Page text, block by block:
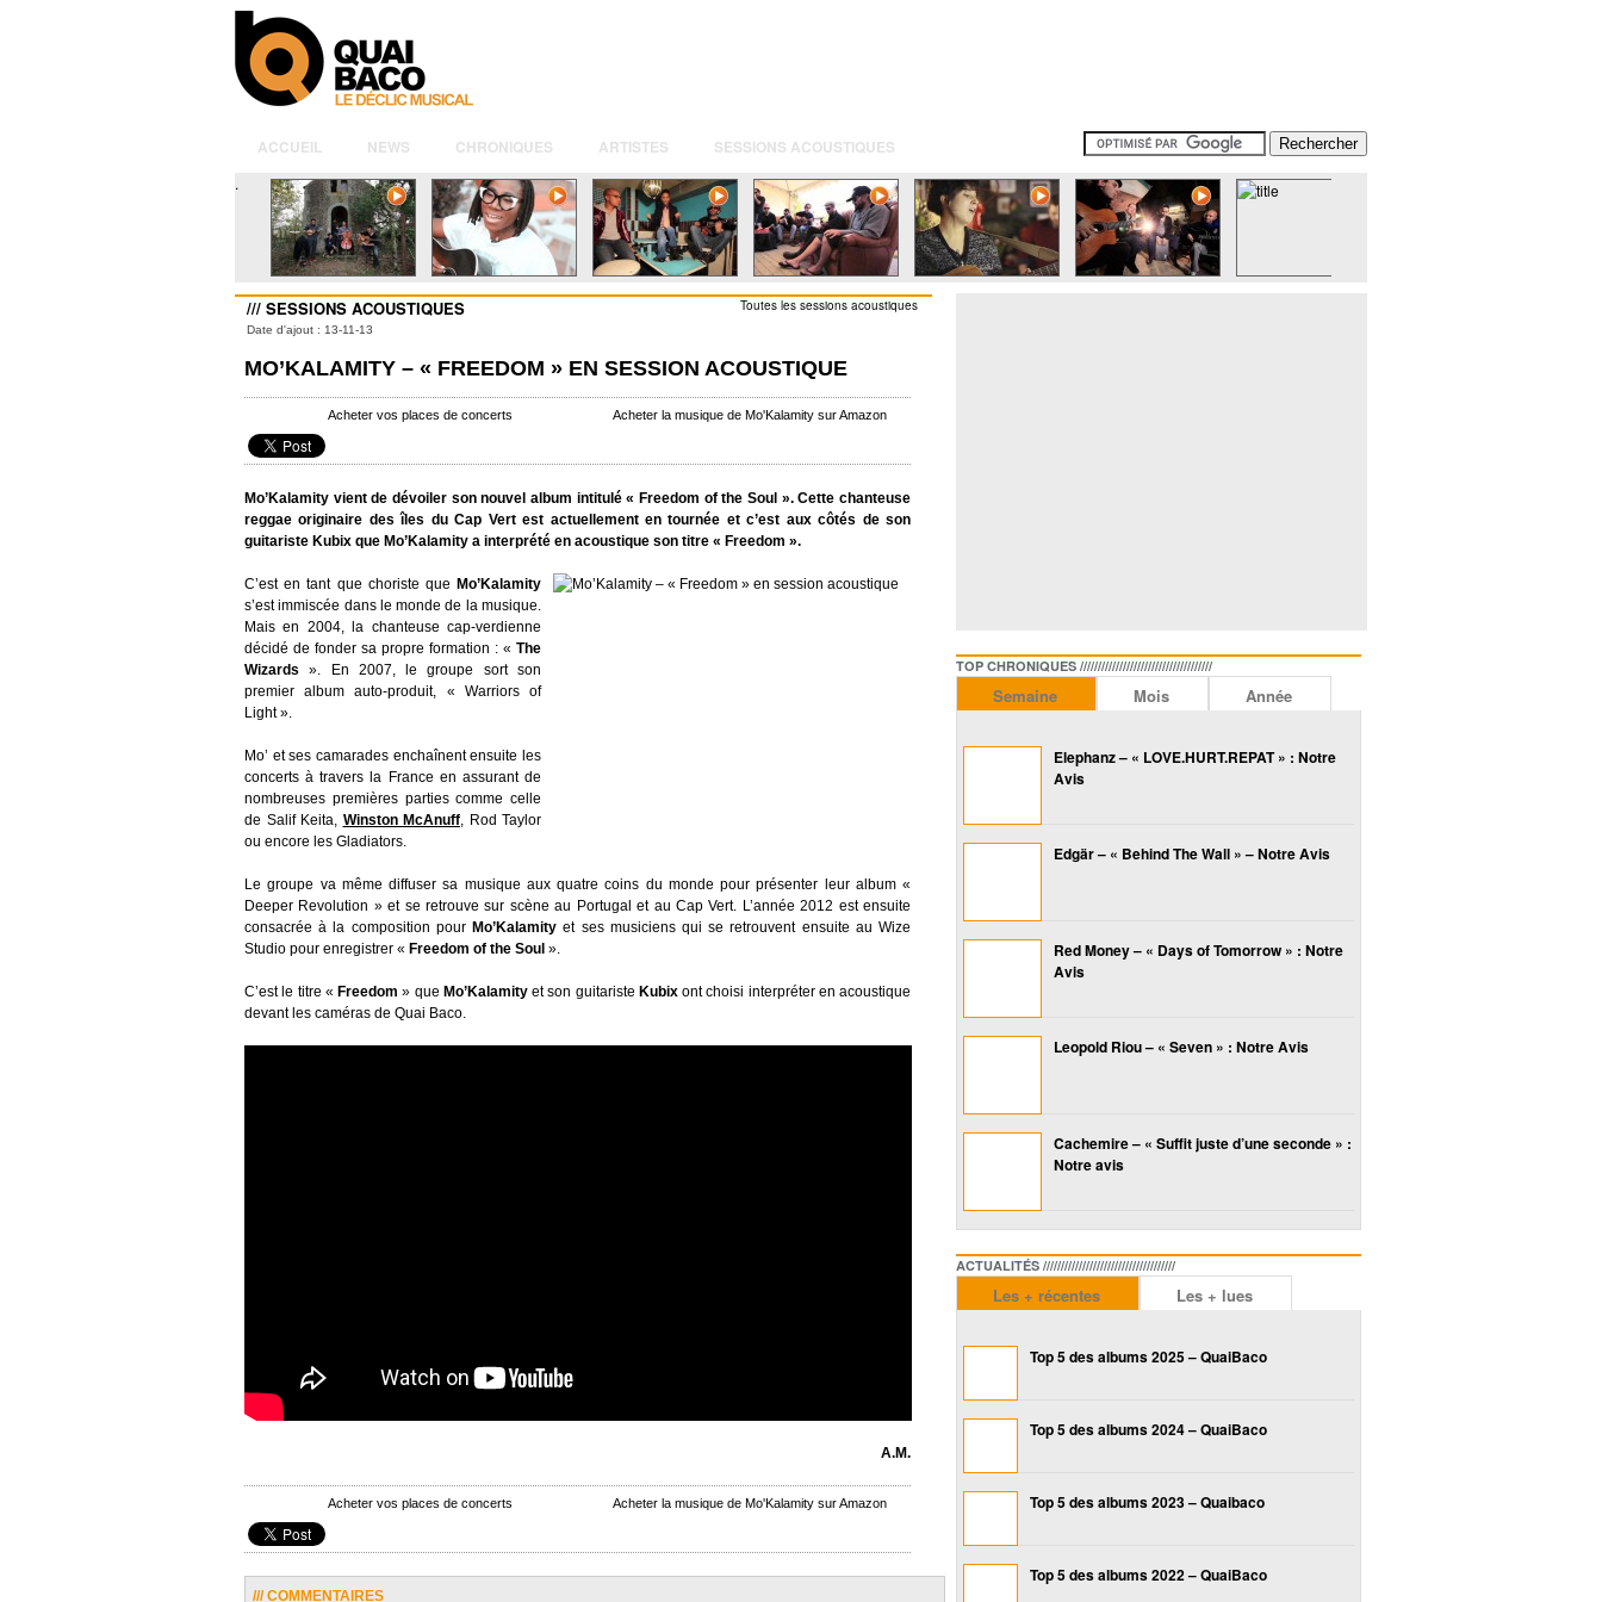
ACCUEIL NEWS CHRONIQUES ARTISTES SESSIONS ACOUSTIQUES
.
/// SESSIONS ACOUSTIQUES Toutes les sessions acoustiques
Date d'ajout : 13-11-13
MO’KALAMITY – « FREEDOM » EN SESSION ACOUSTIQUE
Acheter vos places de concerts Acheter la musique de Mo'Kalamity sur Amazon
Mo’Kalamity vient de dévoiler son nouvel album intitulé « Freedom of the Soul ». Cette chanteuse
reggae originaire des îles du Cap Vert est actuellement en tournée et c’est aux côtés de son
guitariste Kubix que Mo’Kalamity a interprété en acoustique son titre « Freedom ».
C’est en tant que choriste que Mo’Kalamity
s’est immiscée dans le monde de la musique.
Mais en 2004, la chanteuse cap-verdienne
décidé de fonder sa propre formation : « The
Wizards ». En 2007, le groupe sort son
premier album auto-produit, « Warriors of
Light ».
Mo’ et ses camarades enchaînent ensuite les
concerts à travers la France en assurant de
nombreuses premières parties comme celle
de Salif Keita, Winston McAnuff, Rod Taylor
ou encore les Gladiators.
Le groupe va même diffuser sa musique aux quatre coins du monde pour présenter leur album «
Deeper Revolution » et se retrouve sur scène au Portugal et au Cap Vert. L’année 2012 est ensuite
consacrée à la composition pour Mo’Kalamity et ses musiciens qui se retrouvent ensuite au Wize
Studio pour enregistrer « Freedom of the Soul ».
C’est le titre « Freedom » que Mo’Kalamityet son guitariste Kubixont choisi interpréter en acoustique
devant les caméras de Quai Baco.
A.M.
Acheter vos places de concerts Acheter la musique de Mo'Kalamity sur Amazon
/// COMMENTAIRES
TOP CHRONIQUES /////////////////////////////////////
Semaine Mois Année
Elephanz – « LOVE.HURT.REPAT » : Notre
Avis
Edgär – « Behind The Wall » – Notre Avis
Red Money – « Days of Tomorrow » : Notre
Avis
Leopold Riou – « Seven » : Notre Avis
Cachemire – « Suffit juste d’une seconde » :
Notre avis
ACTUALITÉS /////////////////////////////////////
Les + récentes Les + lues
Top 5 des albums 2025 – QuaiBaco
Top 5 des albums 2024 – QuaiBaco
Top 5 des albums 2023 – Quaibaco
Top 5 des albums 2022 – QuaiBaco